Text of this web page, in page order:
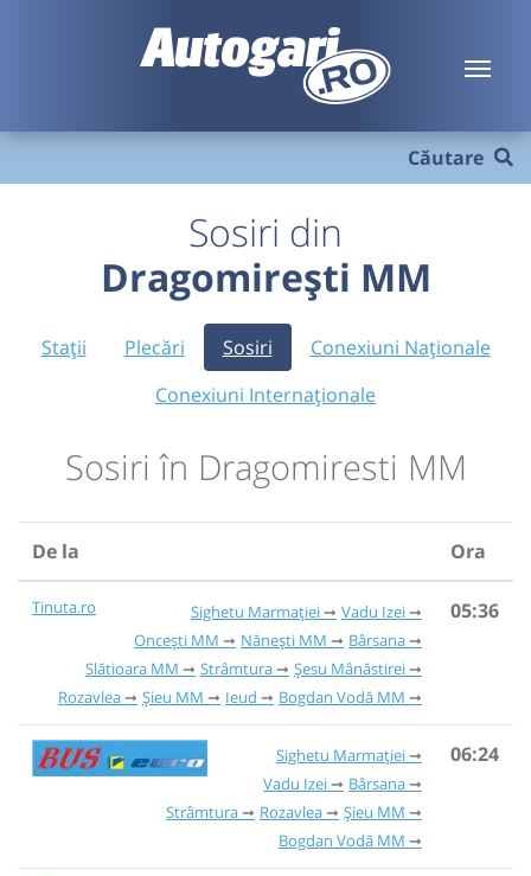
Căutare
Sosiri din
Dragomirești MM
Stații Plecări Sosiri
Conexiuni Naționale
Conexiuni Internaționale
Sosiri în Dragomiresti MM
De la Ora
Tinuta.ro Sighetu Marmației
Vadu Izei
Oncești MM
Nănești MM
Bârsana
Slătioara MM
Strâmtura
Șesu Mânăstirei
Rozavlea
Șieu MM Ieud Bogdan Vodă MM
05:36
Sighetu Marmației
Vadu Izei
Bârsana
Strâmtura
Rozavlea
Șieu MM
Bogdan Vodă MM
06:24